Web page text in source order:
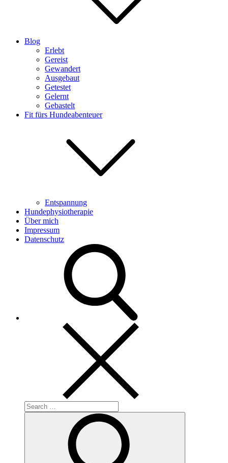
Blog
Erlebt
Gereist
Gewandert
Ausgebaut
Getestet
Gelernt
Gebastelt
Fit fürs Hundeabenteuer
Entspannung
Hundephysiotherapie
Über mich
Impressum
Datenschutz
Search
for: